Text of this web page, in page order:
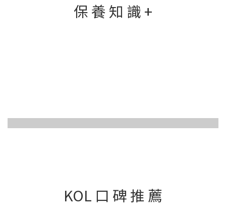
保 養 知 識 +
KOL 口 碑 推 薦